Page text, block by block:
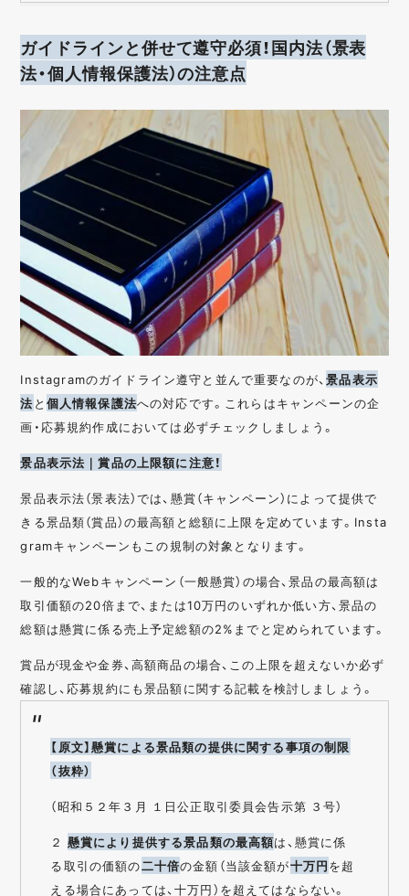
ガイドラインと併せて遵守必須！国内法（景表
法・個人情報保護法）の注意点
Instagramのガイドライン遵守と並んで重要なのが、景品表示
法 と 個人情報保護法への対応です。これらはキャンペーンの企
画・応募規約作成においては必ずチェックしましょう。
景品表示法｜賞品の上限額に注意！
景品表示法（景表法）では、懸賞（キャンペーン）によって提供で
きる景品類（賞品）の最高額と総額に上限を定めています。Insta
gramキャンペーンもこの規制の対象となります。
一般的なWebキャンペーン（一般懸賞）の場合、景品の最高額は
取引価額の20倍まで、または10万円のいずれか低い方、景品の
総額は懸賞に係る売上予定総額の2%までと定められています。
賞品が現金や金券、高額商品の場合、この上限を超えないか必ず
確認し、応募規約にも景品額に関する記載を検討しましょう。
【原文】懸賞による景品類の提供に関する事項の制限
（抜粋）
（昭和５２年３月 １日公正取引委員会告示第 ３号）
２ 懸賞により提供する景品類の最高額は、懸賞に係
る取引の価額の二十倍の金額（当該金額が十万円を超
える場合にあっては、十万円）を超えてはならない。